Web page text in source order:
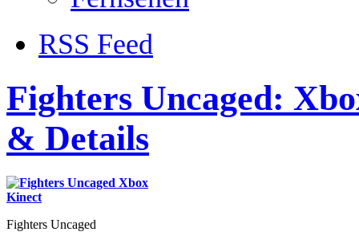
RSS Feed
Fighters Uncaged:
& Details
Fighters Uncaged